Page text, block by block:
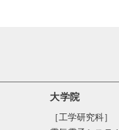
大学院
［工学研究科］